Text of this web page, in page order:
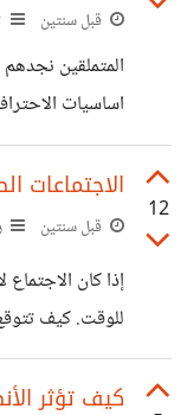
قبل سنتين
المتملقين
اساسيات
حقيقية أو
والمجاملات
عندما تأتي لحظة
حقيقته، خالي
12
الاجتماعات
قبل سنتين
إذا كان
للوقت. كيف
الجلوس لساعات
الاجتماعات
كيف تؤثر